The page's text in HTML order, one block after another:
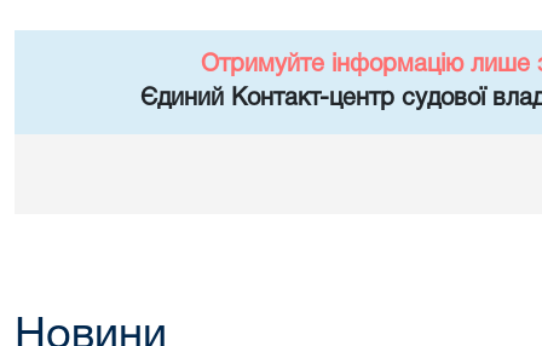
Отримуйте інформацію лише
Єдиний Контакт-центр судової
Новини